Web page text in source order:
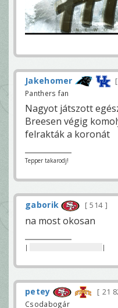
Jakehomer
Panthers fan
Nagyot játszott
Breesen végig
felrakták a koronát
Tepper takarodj!
gaborik 514
na most okosan
| |
petey 21
Csodabogár